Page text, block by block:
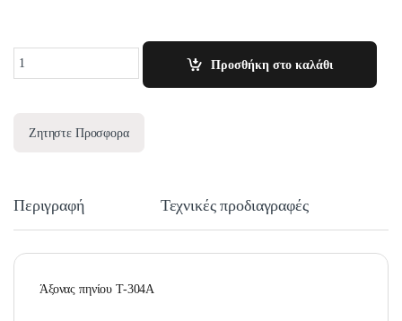
Προσθήκη στο καλάθι
Ζητηστε Προσφορα
Περιγραφή Τεχνικές προδιαγραφές
Άξονας πηνίου T-304A